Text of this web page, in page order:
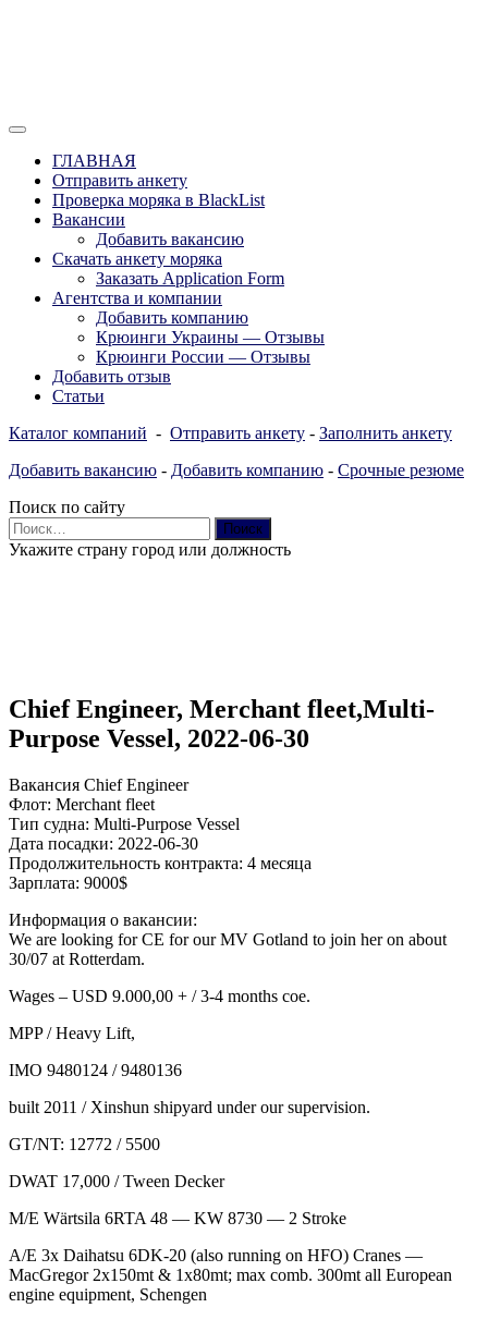
Рассылка
Вакансии для моряков. Работа для
моряков в море. Каталог крюинговых
компаний и морских агентств
Украины, России, Европы и Всего
мира. Отзывы, Контакты, Работа,
Вакансии для моряков. Рассылка
апликашки CV application form
ГЛАВНАЯ
Отправить анкету
Проверка моряка в BlackList
Вакансии
Добавить вакансию
Скачать анкету моряка
Заказать Application Form
Агентства и компании
Добавить компанию
Крюинги Украины — Отзывы
Крюинги России — Отзывы
Добавить отзыв
Статьи
Каталог компаний - Отправить анкету - Заполнить анкету
Добавить вакансию - Добавить компанию - Срочные резюме
Поиск по сайту
Найти:
Укажите страну город или должность
Chief Engineer, Merchant fleet,Multi-
Purpose Vessel, 2022-06-30
Вакансия Chief Engineer
Флот: Merchant fleet
Тип судна: Multi-Purpose Vessel
Дата посадки: 2022-06-30
Продолжительность контракта: 4 месяца
Зарплата: 9000$
Информация о вакансии:
We are looking for CE for our MV Gotland to join her on about
30/07 at Rotterdam.
Wages – USD 9.000,00 + / 3-4 months coe.
MPP / Heavy Lift,
IMO 9480124 / 9480136
built 2011 / Xinshun shipyard under our supervision.
GT/NT: 12772 / 5500
DWAT 17,000 / Tween Decker
M/E Wärtsila 6RTA 48 — KW 8730 — 2 Stroke
A/E 3x Daihatsu 6DK-20 (also running on HFO) Cranes —
MacGregor 2x150mt & 1x80mt; max comb. 300mt all European
engine equipment, Schengen